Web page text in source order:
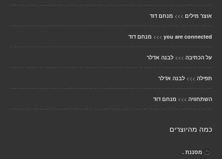
אוצר מילים >>> מנחם דוד
you are connected
>>> מנחם דוד
על הכתיבה >>> לבנה אדלר
תפילה >>> לבנה אדלר
השתחוויה >>> מנחם דוד
כמה מהיוצרים
מסננת .